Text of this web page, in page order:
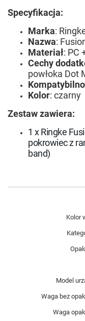
Specyfikacja:
Marka:
Nazwa:
Materiał: PC
Cechy
powłoka Dot
Kolor: czarny
Zestaw zawiera:
1 xRingke
pokrowiec z
band)
Kolor
Model
Waga bez
Waga